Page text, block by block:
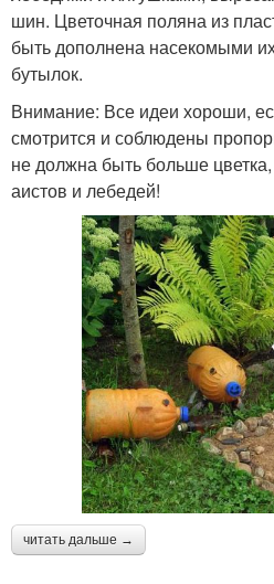
шин. Цветочная поляна из
быть дополнена насекомыми
бутылок.
Внимание: Все идеи хороши,
смотрится и соблюдены
не должна быть больше
аистов и лебедей!
читать дальше →